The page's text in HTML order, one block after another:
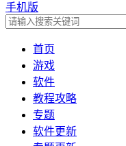
手机版
首页
游戏
软件
教程攻略
专题
软件更新